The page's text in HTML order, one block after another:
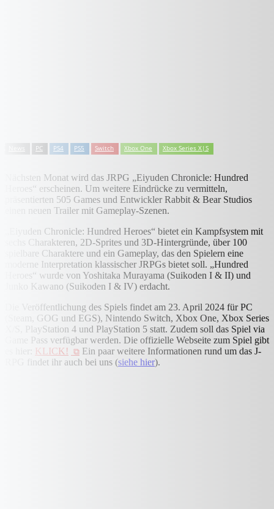
PC PS4 PS5 Switch Xbox One Xbox Series X|S
Nächsten Monat wird das JRPG „Eiyuden Chronicle: Hundred
Heroes“ erscheinen. Um weitere Eindrücke zu vermitteln,
präsentierten 505 Games und Entwickler Rabbit & Bear Studios
einen neuen Trailer mit Gameplay-Szenen.
„Eiyuden Chronicle: Hundred Heroes“ bietet ein Kampfsystem mit
sechs Charakteren, 2D-Sprites und 3D-Hintergründe, über 100
spielbare Charaktere und ein Gameplay, das den Spielern eine
moderne Interpretation klassischer JRPGs bietet soll. „Hundred
Heroes“ wurde von Yoshitaka Murayama (Suikoden I & II) und
Junko Kawano (Suikoden I & IV) erdacht.
Die Veröffentlichung des Spiels findet am 23. April 2024 für PC
(Steam, GOG und EGS), Nintendo Switch, Xbox One, Xbox Series
X/S, PlayStation 4 und PlayStation 5 statt. Zudem soll das Spiel via
Game Pass verfügbar werden. Die offizielle Webseite zum Spiel gibt
KLICK!
Ein paar weitere Informationen rund um das J-
RPG findet ihr auch bei uns (siehe hier).